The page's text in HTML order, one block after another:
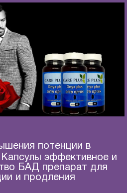
потенции в
эффективное и
БАД препарат для
и продления